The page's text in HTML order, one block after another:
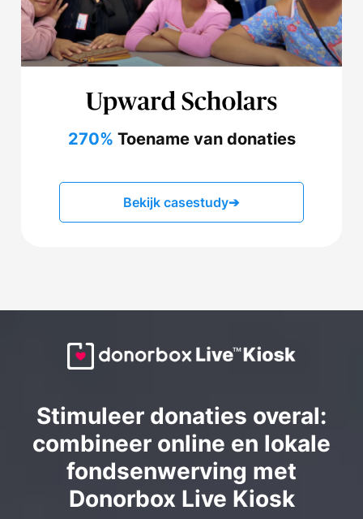
270% Toename van donaties
Bekijk casestudy➔
Stimuleer donaties overal:
combineer online en lokale
fondsenwerving met
Donorbox Live Kiosk